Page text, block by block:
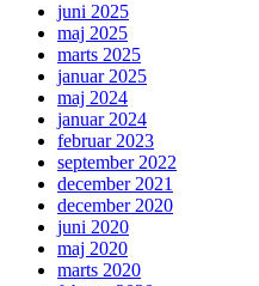
juni 2025
maj 2025
marts 2025
januar 2025
maj 2024
januar 2024
februar 2023
september 2022
december 2021
december 2020
juni 2020
maj 2020
marts 2020